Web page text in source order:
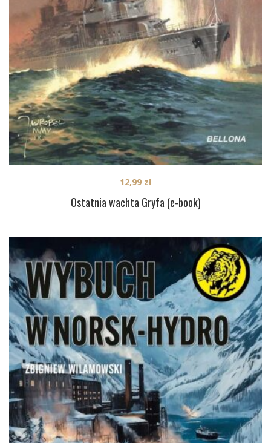
Ostatnia wachta Gryfa (e-book)
12,99 zł